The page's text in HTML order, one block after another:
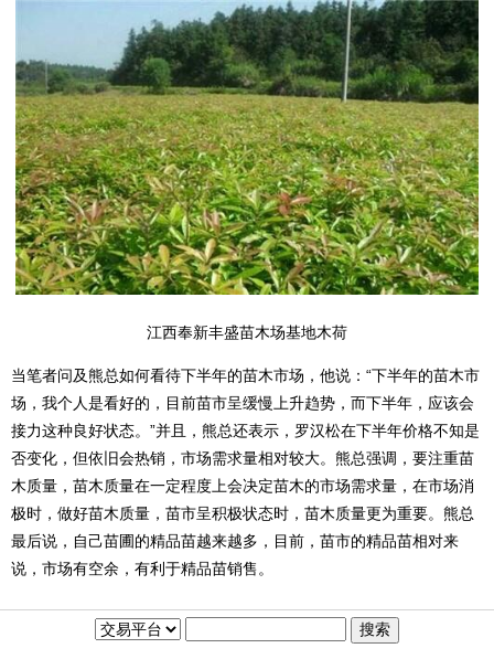
江西奉新丰盛苗木场基地木荷
当笔者问及熊总如何看待下半年的苗木市场，他说：“下半年的苗木市
场，我个人是看好的，目前苗市呈缓慢上升趋势，而下半年，应该会
接力这种良好状态。”并且，熊总还表示，罗汉松在下半年价格不知是
否变化，但依旧会热销，市场需求量相对较大。熊总强调，要注重苗
木质量，苗木质量在一定程度上会决定苗木的市场需求量，在市场消
极时，做好苗木质量，苗市呈积极状态时，苗木质量更为重要。熊总
最后说，自己苗圃的精品苗越来越多，目前，苗市的精品苗相对来
说，市场有空余，有利于精品苗销售。